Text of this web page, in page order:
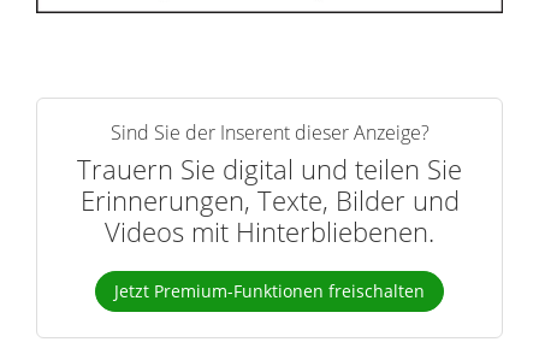
Sind Sie der Inserent dieser Anzeige?
Trauern Sie digital und teilen Sie
Erinnerungen, Texte, Bilder und
Videos mit Hinterbliebenen.
Jetzt Premium-Funktionen freischalten